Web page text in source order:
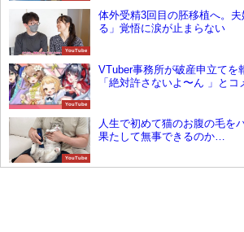
YouTube
体外受精3回目の胚移植へ。
る」覚悟に涙が止まらない
YouTube
VTuber事務所が破産申立てを
「絶対許さないよ〜ん 」とコ
YouTube
人生で初めて猫のお腹の毛を
果たして無事できるのか…